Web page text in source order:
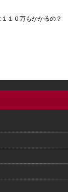
１０万もかかるの？